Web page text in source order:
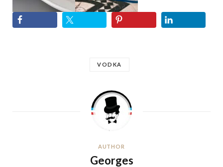
VODKA
AUTHOR
Georges